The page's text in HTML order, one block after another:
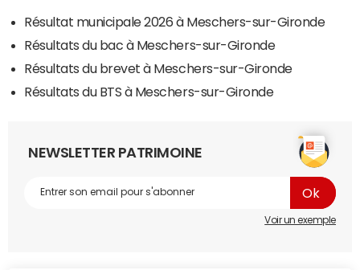
Résultat municipale 2026 à Meschers-sur-Gironde
Résultats du bac à Meschers-sur-Gironde
Résultats du brevet à Meschers-sur-Gironde
Résultats du BTS à Meschers-sur-Gironde
NEWSLETTER PATRIMOINE
Voir un exemple